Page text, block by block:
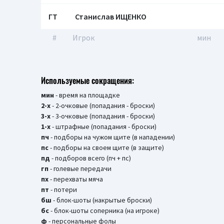
ГТ Станислав ИЩЕНКО
# Игрок мин
Используемые сокращения:
мин - время на площадке
2-х- 2-очковые (попадания - броски)
3-х- 3-очковые (попадания - броски)
1-х- штрафные (попадания - броски)
пч - подборы на чужом щите (в нападении)
пс- подборы на своем щите (в защите)
пд - подборов всего (пч + пс)
гп - голевые передачи
пх- перехваты мяча
пт - потери
бш - блок-шоты (накрытые броски)
бc- блок-шоты соперника (на игроке)
ф - персональные фолы